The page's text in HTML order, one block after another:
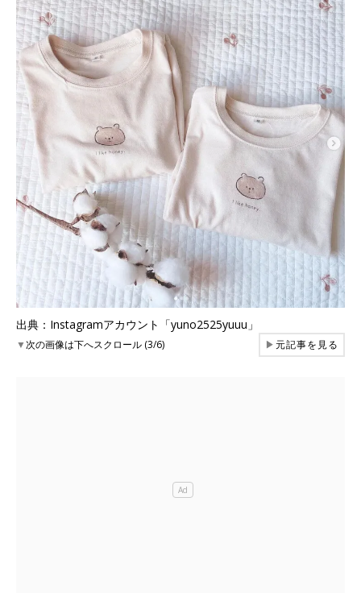
出典：Instagramアカウント「yuno2525yuuu」
▼次の画像は下へスクロール (3/6) ▶元記事を見る